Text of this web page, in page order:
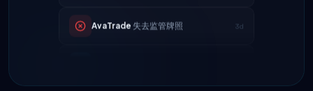
Tickmill提现速度现为24小时 4d